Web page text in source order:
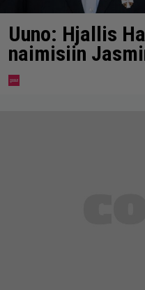
Uuno: Hjallis
naimisiin